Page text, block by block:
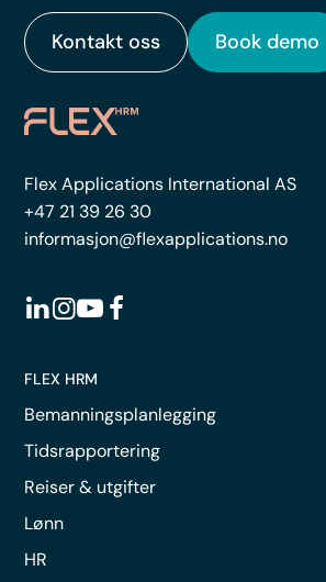
Kontakt oss Book demo
Flex Applications International AS
+47 21 39 26 30
informasjon@flexapplications.no
FLEX HRM
Bemanningsplanlegging
Tidsrapportering
Reiser & utgifter
Lønn
HR